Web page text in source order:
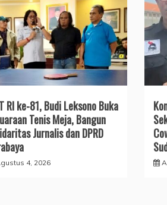
RI ke-81, Budi Leksono Buka
Tenis Meja, Bangun
Jurnalis dan DPRD
4, 2026